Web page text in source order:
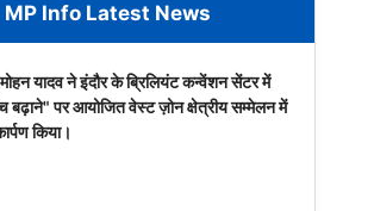
MP Info Latest News
यादव ने इंदौर के ब्रिलियंट कन्वेंशन सेंटर में
बढ़ाने" पर आयोजित वेस्ट ज़ोन क्षेत्रीय सम्मेलन में
किया।